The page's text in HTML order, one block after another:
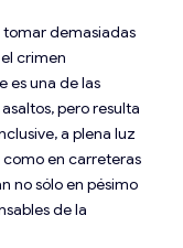
tomar demasiadas
crimen
es una de las
pero resulta
a plena luz
en carreteras
no sólo en pésimo
de la